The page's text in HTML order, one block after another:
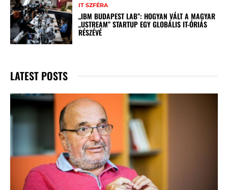
IT SZFÉRA
„IBM BUDAPEST LAB”: HOGYAN VÁLT A MAGYAR
„USTREAM” STARTUP EGY GLOBÁLIS IT-ÓRIÁS
RÉSZÉVÉ
LATEST POSTS